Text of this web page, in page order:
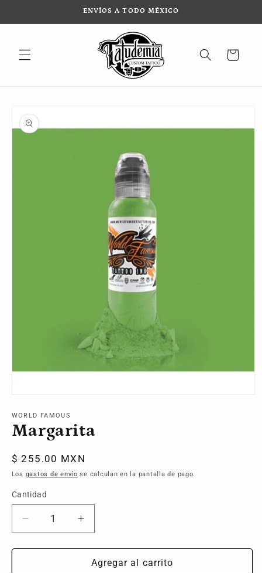
al contenido
ENVÍOS A TODO MÉXICO
Carrito
a la
información
multimedia
1
en
modal
WORLD FAMOUS
Margarita
Precio
habitual
$ 255.00 MXN
Los gastos de envío se calculan en la pantalla de pago.
Cantidad
Reducir
cantidad
para
Aumentar
cantidad
para
Margarita
Agregar al carrito